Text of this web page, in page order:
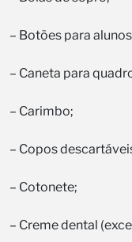
– Botões para
– Caneta para
– Carimbo;
– Copos
– Cotonete;
– Creme dental